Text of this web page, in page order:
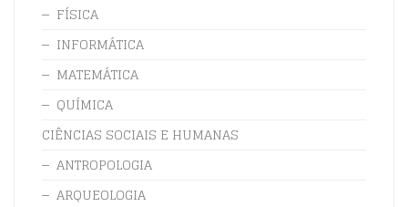
FÍSICA
INFORMÁTICA
MATEMÁTICA
QUÍMICA
CIÊNCIAS SOCIAIS E HUMANAS
ANTROPOLOGIA
ARQUEOLOGIA